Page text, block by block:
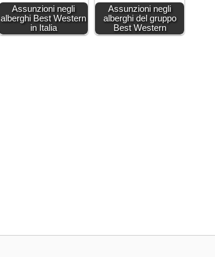
Assunzioni negli
alberghi Best Western
in Italia
Assunzioni negli
alberghi del gruppo
Best Western